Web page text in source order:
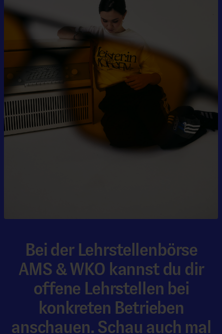
Bei der Lehrstellenbörse
AMS & WKO kannst du dir
offene Lehrstellen bei
konkreten Betrieben
anschauen. Schau auch mal